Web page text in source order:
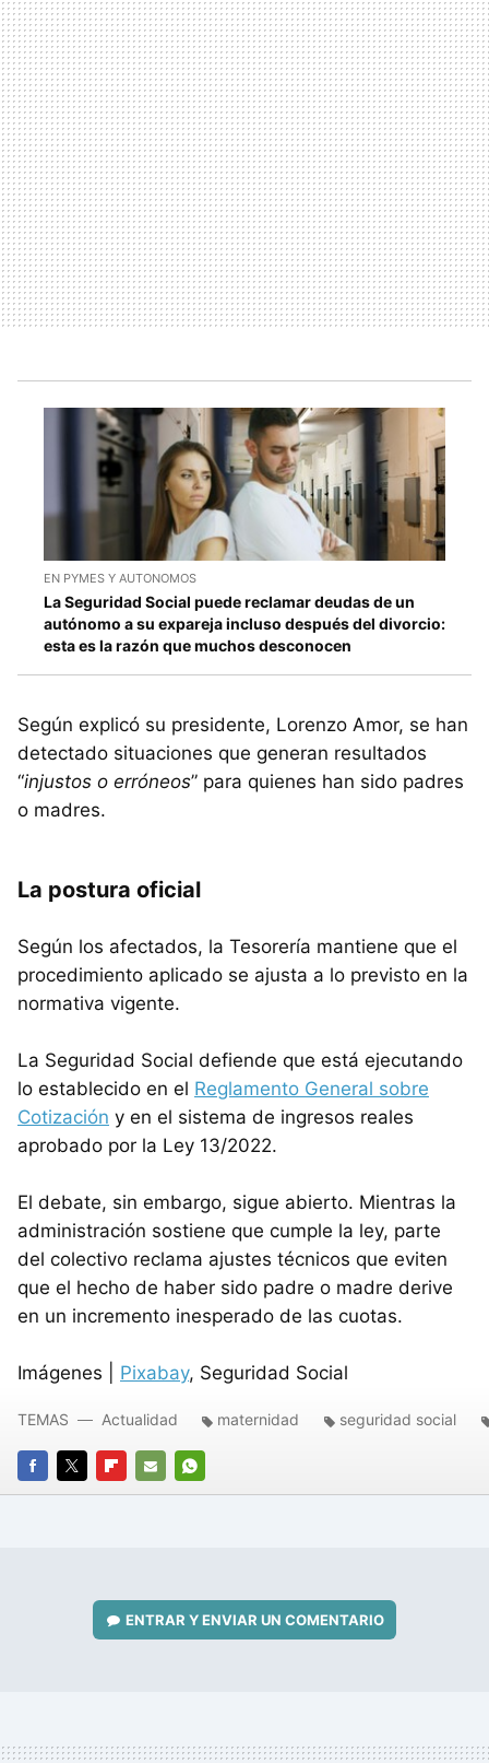
EN PYMES Y AUTONOMOS
La Seguridad Social puede reclamar deudas de un
autónomo a su expareja incluso después del divorcio:
esta es la razón que muchos desconocen
Según explicó su presidente, Lorenzo Amor, se han
detectado situaciones que generan resultados
“injustos o erróneos” para quienes han sido padres
o madres.
La postura oficial
Según los afectados, la Tesorería mantiene que el
procedimiento aplicado se ajusta a lo previsto en la
normativa vigente.
La Seguridad Social defiende que está ejecutando
lo establecido en el Reglamento General sobre
Cotización y en el sistema de ingresos reales
aprobado por la Ley 13/2022.
El debate, sin embargo, sigue abierto. Mientras la
administración sostiene que cumple la ley, parte
del colectivo reclama ajustes técnicos que eviten
que el hecho de haber sido padre o madre derive
en un incremento inesperado de las cuotas.
Imágenes | Pixabay, Seguridad Social
FACEBOOK
TWITTERFLIPBOARD
E-
WHATSAPP
TEMAS Actualidad maternidad seguridad social
ENTRAR Y ENVIAR UN COMENTARIO